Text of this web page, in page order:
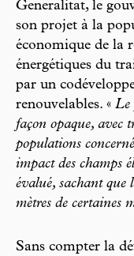
Generalitat, le
son projet à la
économique de la
énergétiques du
par un
renouvelables. « Le
façon opaque, avec
populations
impact des champs
évalué, sachant
mètres de certaines
Sans compter la